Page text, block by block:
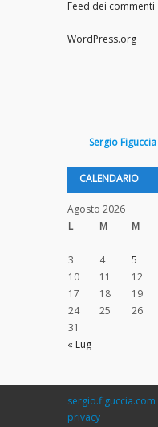
Feed dei commenti
WordPress.org
SergioFiguccia
CALENDARIO
Agosto 2026
L
M M
3
4 5
10
11 12
17
18 19
24
25 26
31
« Lug
sergio.figuccia.com
privacy